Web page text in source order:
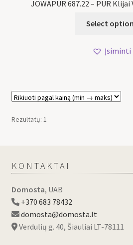
JOWAPUR 687.22 – PUR
Select
Įsiminti
Rezultatų: 1
KONTAKTAI
Domosta, UAB
+370 683 78432
domosta@domosta.lt
Verdulių g. 40, Šiauliai LT-78111